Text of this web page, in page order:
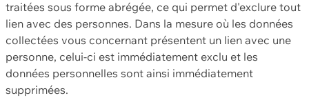
traitées sous forme abrégée, ce qui permet d'exclure tout
lien avec des personnes. Dans la mesure où les données
collectées vous concernant présentent un lien avec une
personne, celui-ci est immédiatement exclu et les
données personnelles sont ainsi immédiatement
supprimées.